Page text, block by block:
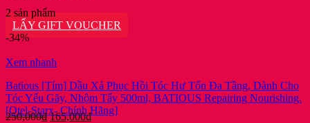
là:
450,000₫.là:
2 sản phẩm
LẤY GIFT VOUCHER
-34%
Xem nhanh
Batious [Tím] Dầu Xả Phục Hồi Tóc Hư Tổn Đa Tầng, Dành Cho
Tóc Yếu Gãy, Nhộm Tẩy 500ml, BATIOUS Repairing Nourishing.
[Otel-Starx- Chính Hãng]
250,000₫Giá
165,000₫Giá